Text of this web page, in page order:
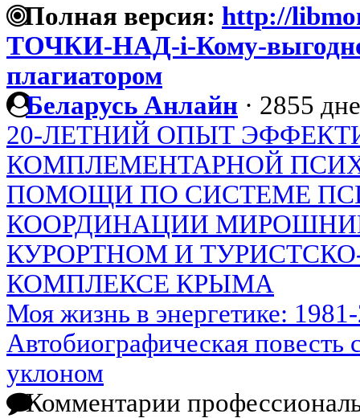
Полная версия: http://
ТОЧКИ-НАД-i-Кому-
плагиатором
Беларусь Анлайн · 2855
20-ЛЕТНИЙ ОПЫТ
КОМПЛЕМЕНТАРНОЙ
ПОМОЩИ ПО СИСТЕМЕ
КООРДИНАЦИИ
КУРОРТНОМ И
КОМПЛЕКСЕ КРЫМА
Моя жизнь в энергетике:
Автобиографическая повесть
уклоном
Комментарии